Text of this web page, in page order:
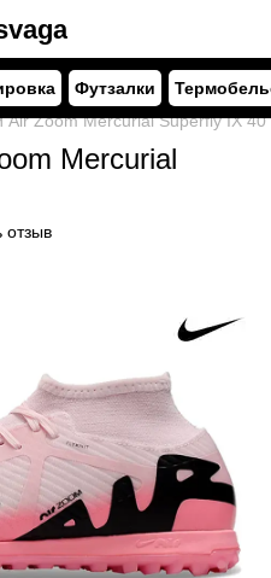
Футзалки
Air Zoom Mercurial Superfly IX 40
Mercurial
отзыв